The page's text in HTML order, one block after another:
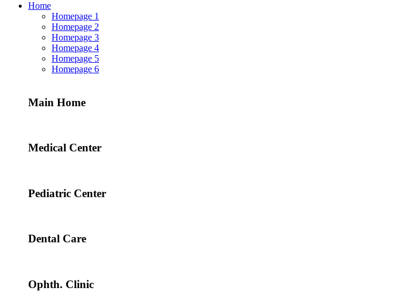
Home
Homepage 1
Homepage 2
Homepage 3
Homepage 4
Homepage 5
Homepage 6
Main Home
Medical Center
Pediatric Center
Dental Care
Ophth. Clinic